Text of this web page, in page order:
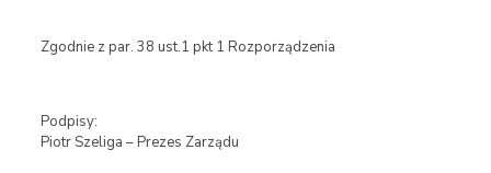
Zgodnie z par. 38 ust.1 pkt 1 Rozporządzenia
Podpisy:
Piotr Szeliga – Prezes Zarządu